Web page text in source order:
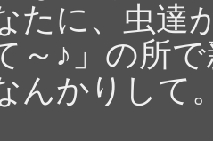
たに、虫達
～♪」の所
んかりして